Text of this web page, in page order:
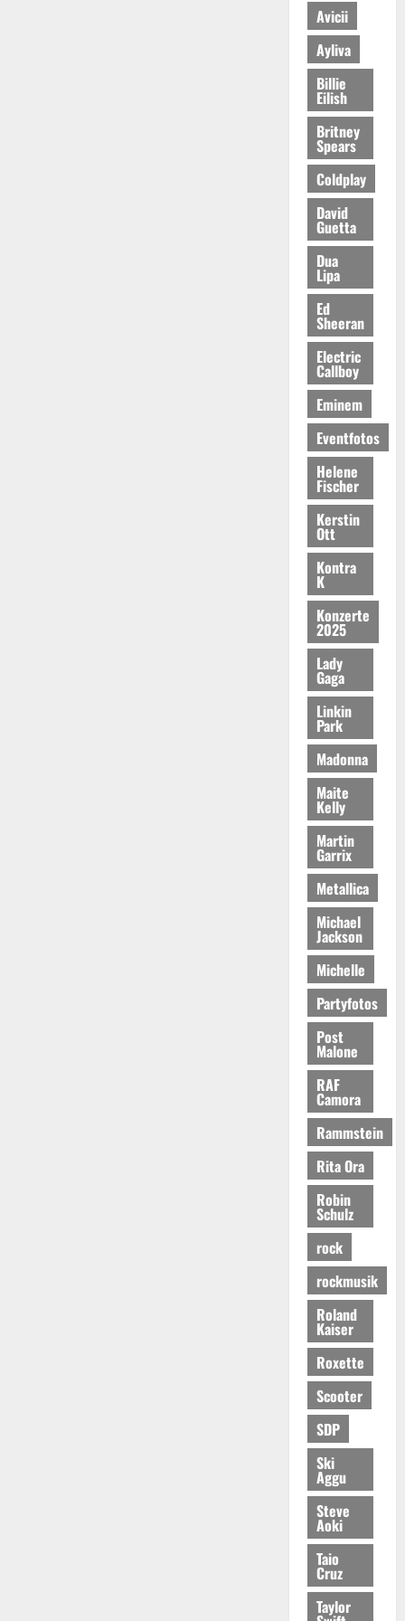
Avicii
Ayliva
Billie
Eilish
Britney
Spears
Coldplay
David
Guetta
Dua
Lipa
Ed
Sheeran
Electric
Callboy
Eminem
Eventfotos
Helene
Fischer
Kerstin
Ott
Kontra
K
Konzerte
2025
Lady
Gaga
Linkin
Park
Madonna
Maite
Kelly
Martin
Garrix
Metallica
Michael
Jackson
Michelle
Partyfotos
Post
Malone
RAF
Camora
Rammstein
Rita Ora
Robin
Schulz
rock
rockmusik
Roland
Kaiser
Roxette
Scooter
SDP
Ski
Aggu
Steve
Aoki
Taio
Cruz
Taylor